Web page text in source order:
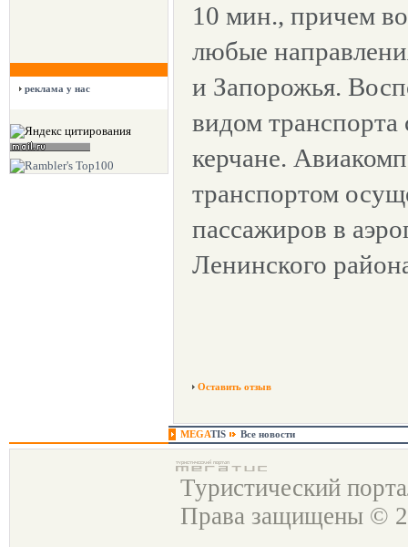
реклама у нас
10 мин., причем
любые
и Запорожья.
видом транспорта
керчане.
транспортом
пассажиров в
Ленинского
Оставить отзыв
MEGATIS Все новости
Туристический
Права защищены ©